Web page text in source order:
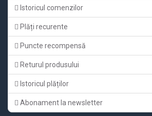
Istoricul comenzilor
Plăți recurente
Puncte recompensă
Returul produsului
Istoricul plăților
Abonament la newsletter